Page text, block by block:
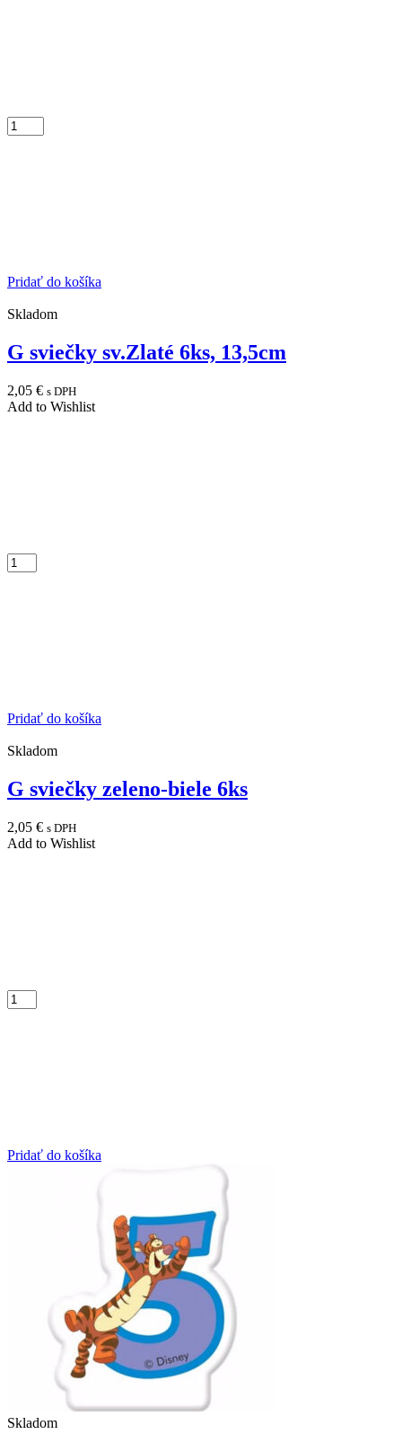
Pridať do košíka
Skladom
G sviečky sv.Zlaté 6ks, 13,5cm
2,05 € s DPH
Add to Wishlist
Pridať do košíka
Skladom
G sviečky zeleno-biele 6ks
2,05 € s DPH
Add to Wishlist
Pridať do košíka
Skladom